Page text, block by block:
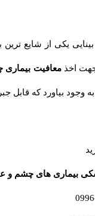
یکی از شایع
جهت اخذمعافیت
بیاورد که قابل
بیماری های چشم و